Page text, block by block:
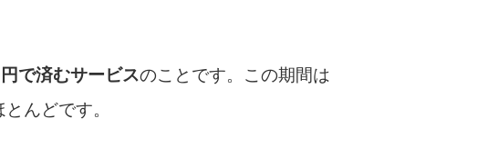
街金とは？絶対審査通る？借金に悩む人へ街金
で済むサービスのことです。この期間は
んどです。